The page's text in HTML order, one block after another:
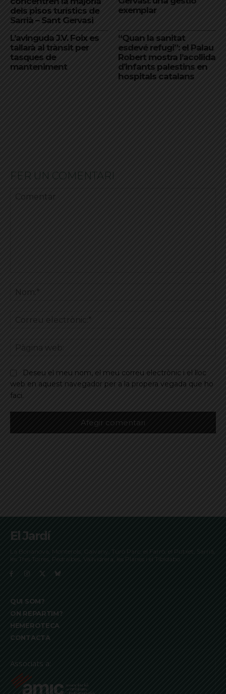
dels pisos turístics de
Sarrià – Sant Gervasi
exemplar
L’avinguda J.V. Foix es
tallarà al trànsit per
tasques de
manteniment
“Quan la sanitat
esdevé refugi”: el Palau
Robert mostra l’acollida
d’infants palestins en
hospitals catalans
FER UN COMENTARI
Deseu el meu nom, el meu correu electrònic i el lloc
web en aquest navegador per a la propera vegada que ho
faci.
El Jardí
La Bonanova, Monterols, Galvany, Turó Parc, el Farró, el Putxet, Sarrià,
les Tres Torres, Pedralbes, Vallvidrera, les Planes i el Tibidabo
QUI SOM?
ON REPARTIM?
HEMEROTECA
CONTACTA
Associats a: